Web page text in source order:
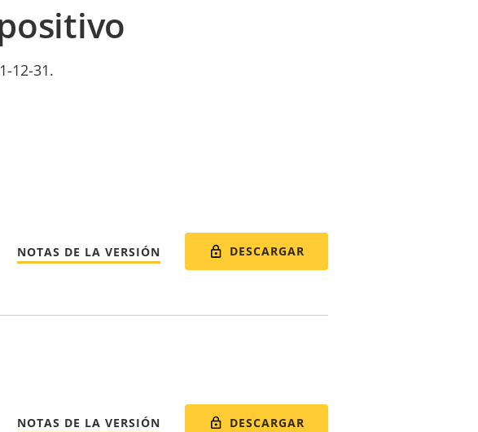
12-31.
NOTAS DE LA VERSIÓN DESCARGAR
NOTAS DE LA VERSIÓN DESCARGAR